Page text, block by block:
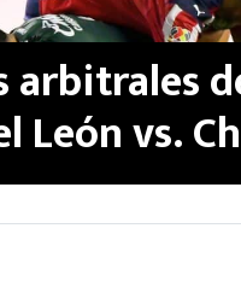
arbitrales
León vs.
de